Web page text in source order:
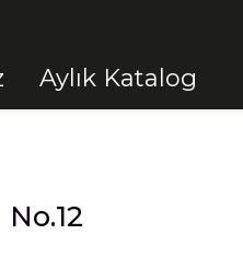
Aletler
Aylık Katalog